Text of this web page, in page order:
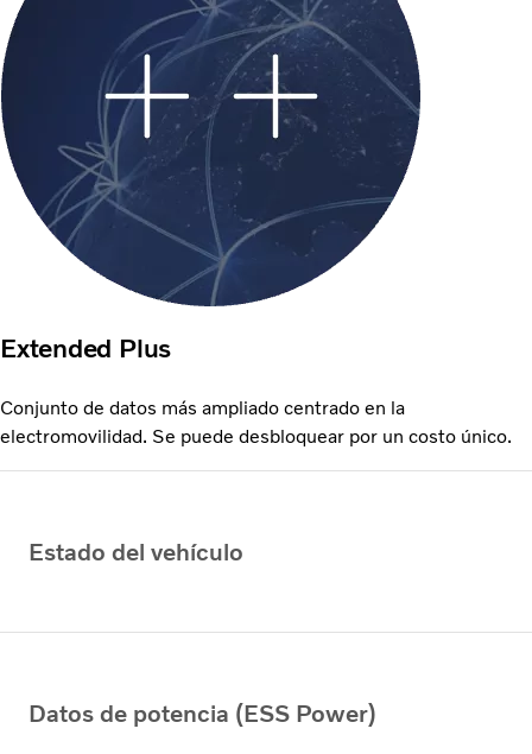
Extended Plus
Conjunto de datos más ampliado centrado en la
electromovilidad. Se puede desbloquear por un costo único.
Estado del vehículo
Datos de potencia (ESS Power)